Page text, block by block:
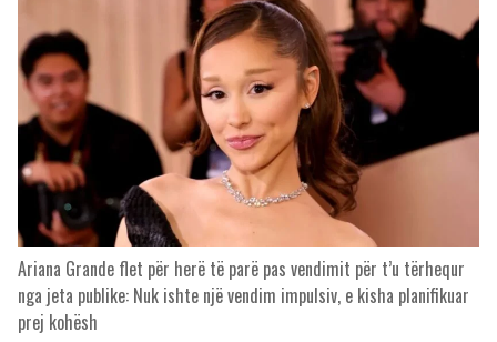
Ariana Grande flet për herë të parë pas vendimit për t’u tërhequr
nga jeta publike: Nuk ishte një vendim impulsiv, e kisha planifikuar
prej kohësh